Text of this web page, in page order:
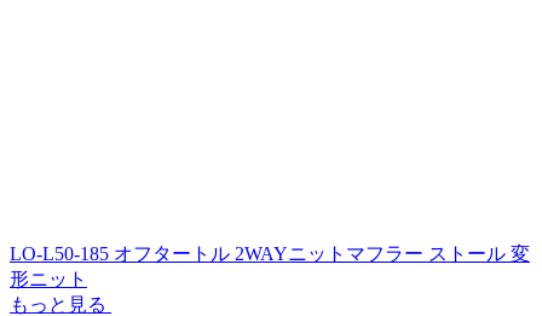
LO-L50-185 オフタートル 2WAYニットマフラー ストール 変
形ニット
もっと見る